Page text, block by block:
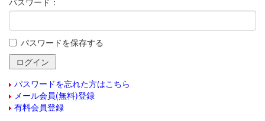
パスワードを保存する
パスワードを忘れた方はこちら
メール会員(無料)登録
有料会員登録